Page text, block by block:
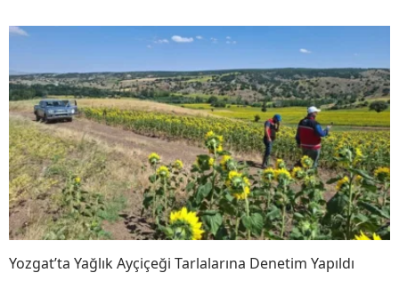
Yozgat’ta Yağlık Ayçiçeği Tarlalarına Denetim Yapıldı